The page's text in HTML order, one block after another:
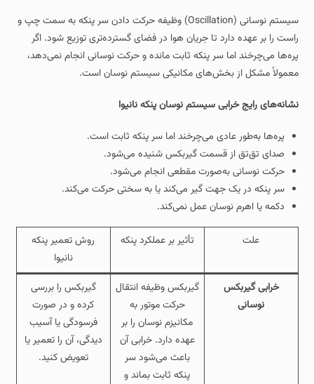
سیستم نوسانی (Oscillation) وظیفه حرکت دادن سر پنکه به سمت چپ و
راست را بر عهده دارد تا جریان هوا در فضای گسترده‌تری توزیع شود. اگر
پره‌ها می‌چرخند اما سر پنکه ثابت مانده و حرکت نوسانی انجام نمی‌دهد،
معمولاً مشکل از بخش‌های مکانیکی سیستم نوسان است.
نشانه‌های رایج خرابی سیستم نوسان پنکه نانیوا
پره‌ها به‌طور عادی می‌چرخند اما سر پنکه ثابت است.
صدای تق‌تق از قسمت گیربکس شنیده می‌شود.
حرکت نوسانی به‌صورت مقطعی انجام می‌شود.
سر پنکه در یک جهت گیر می‌کند یا به سختی حرکت می‌کند.
دکمه یا اهرم نوسان عمل نمی‌کند.
علت تأثیر بر عملکرد پنکه
روش تعمیر پنکه
نانیوا
خرابی گیربکس
نوسانی
گیربکس وظیفه انتقال
حرکت موتور به
مکانیزم نوسان را بر
عهده دارد. خرابی آن
باعث می‌شود سر
پنکه ثابت بماند و
گیربکس را بررسی
کرده و در صورت
فرسودگی یا آسیب‌
دیدگی، آن را تعمیر یا
تعویض کنید.